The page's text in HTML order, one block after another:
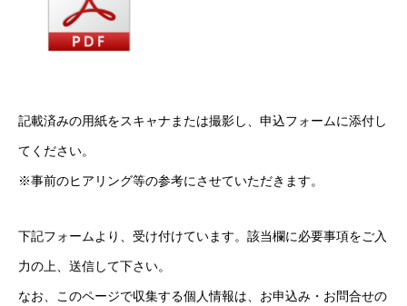
記載済みの用紙をスキャナまたは撮影し、申込フォームに添付し
てください。
※事前のヒアリング等の参考にさせていただきます。
下記フォームより、受け付けています。該当欄に必要事項をご入
力の上、送信して下さい。
なお、このページで収集する個人情報は、お申込み・お問合せの